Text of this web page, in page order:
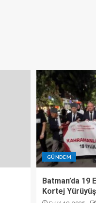
GÜNDEM
Batman’da 19
Kortej